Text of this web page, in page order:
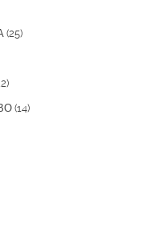
(25)
(14)